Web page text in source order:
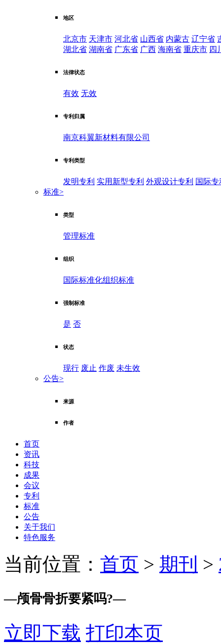
地区
北京市 天津市 河北省 山西省 内蒙古 辽宁省
湖北省 湖南省 广东省 广西 海南省 重庆市 四
法律状态
有效 无效
专利归属
南京科翼新材料有限公司
专利类型
发明专利 实用新型专利 外观设计专利 国际专
标准>
类型
管理标准
组织
国际标准化组织标准
强制标准
是 否
状态
现行 废止 作废 未生效
公告>
来源
作者
首页
资讯
科技
成果
会议
专利
标准
公告
关于我们
特色服务
当前位置： 首页 > 期刊 >
—颅骨骨折要紧吗?—
立即下载 打印本页